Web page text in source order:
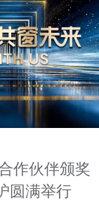
作伙伴颁奖
圆满举行